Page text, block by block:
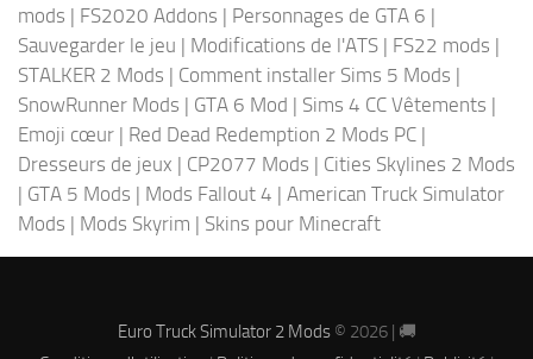
mods | FS2020 Addons | Personnages de GTA 6 |
Sauvegarder le jeu | Modifications de l'ATS | FS22 mods |
STALKER 2 Mods | Comment installer Sims 5 Mods |
SnowRunner Mods | GTA 6 Mod | Sims 4 CC Vêtements |
Emoji cœur | Red Dead Redemption 2 Mods PC |
Dresseurs de jeux | CP2077 Mods | Cities Skylines 2 Mods
| GTA 5 Mods | Mods Fallout 4 | American Truck Simulator
Mods | Mods Skyrim | Skins pour Minecraft
Euro Truck Simulator 2 Mods© 2026 | 🚚